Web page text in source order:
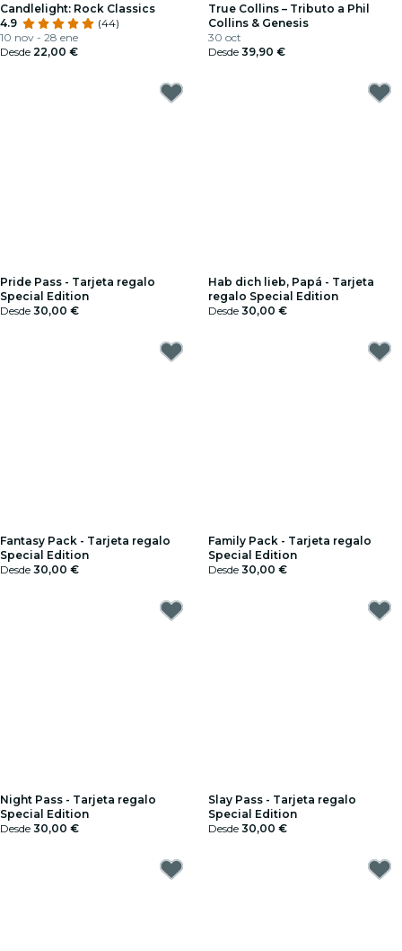
Candlelight: Rock Classics
4.9
(44)
10 nov - 28 ene
Desde 22,00 €
True Collins – Tributo a Phil
Collins & Genesis
30 oct
Desde 39,90 €
Pride Pass - Tarjeta regalo
Special Edition
Desde 30,00 €
Hab dich lieb, Papá - Tarjeta
regalo Special Edition
Desde 30,00 €
Fantasy Pack - Tarjeta regalo
Special Edition
Desde 30,00 €
Family Pack - Tarjeta regalo
Special Edition
Desde 30,00 €
Night Pass - Tarjeta regalo
Special Edition
Desde 30,00 €
Slay Pass - Tarjeta regalo
Special Edition
Desde 30,00 €